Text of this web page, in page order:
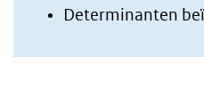
Determinanten